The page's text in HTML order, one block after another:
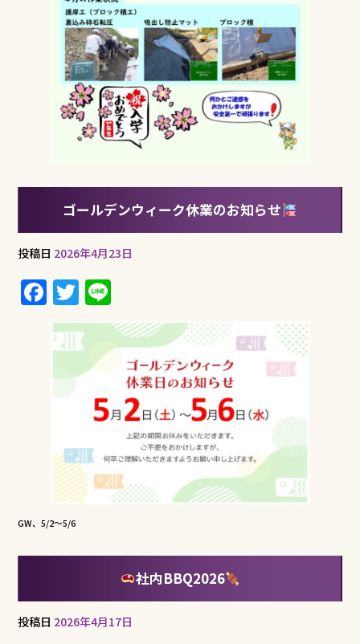
ゴールデンウィーク休業のお知らせ
投稿日 2026年4月23日
F
a
c
e
b
o
k
T
w
it
te
n
e
GW、5/2～5/6
社内BBQ2026
投稿日 2026年4月17日